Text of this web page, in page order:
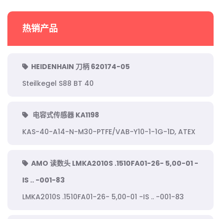
热销产品
HEIDENHAIN 刀柄 620174-05
Steilkegel S88 BT 40
电容式传感器 KA1198
KAS-40-A14-N-M30-PTFE/VAB-Y10-1-1G-1D, ATEX
AMO 读数头 LMKA2010S .1510FA01-26- 5,00-01 -
IS .. -001-83
LMKA2010S .1510FA01-26- 5,00-01 -IS .. -001-83